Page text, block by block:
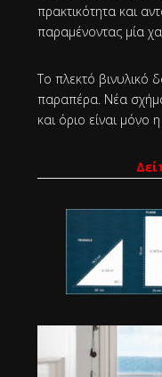
πρακτικότητα και
παραμένοντας μία
Το πλεκτό
παραπέρα. Νέα
και όριο είναι μόνο